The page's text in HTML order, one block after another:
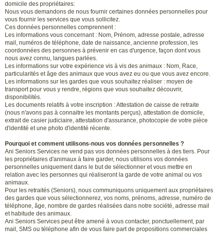
domicile des propriétaires:
Nous vous demandons de nous fournir certaines données personnelles pour
vous fournir les services que vous sollicitez.
Ces données personnelles comprennent :
Les informations vous concernant : Nom, Prénom, adresse postale, adresse
mail, numéros de téléphone, date de naissance, ancienne profession, les
coordonnées des personnes à prévenir en cas d'urgence, façon dont vous
nous avez connu, langues parlées.
Les informations sur votre expérience vis à vis des animaux : Nom, Race,
particularités et âge des animaux que vous avez eu ou que vous avez encore.
Les informations sur les gardes que vous souhaitez réaliser : moyen de
transport pour vous y rendre, régions que vous souhaitez découvrir,
disponibilités.
Les documents relatifs à votre inscription : Attestation de caisse de retraite
(nous n'avons pas à connaitre les montants perçus), attestation de domicile,
extrait de casier judiciaire, attestation d'assurance, photocopie de votre pièce
d'identité et une photo d'identité récente.
Pourquoi et comment utilisons-nous vos données personnelles ?
Ani Seniors Services ne vend pas vos données personnelles à des tiers. Pour
les propriétaires d'animaux à faire garder, nous utilisons vos données
personnelles uniquement dans le but de sélectionner et vous mettre en
relation avec les personnes qui réaliseront la garde de votre animal ou vos
animaux.
Pour les retraités (Seniors), nous communiquons uniquement aux propriétaires
des gardes que vous sélectionnerez, vos noms, prénoms, adresse, numéro de
téléphone, âge, nombre de gardes réalisées dans notre société, adresse mail
et habitude des animaux.
Ani Seniors Services peut être amené à vous contacter, ponctuellement, par
mail, SMS ou téléphone afin de vous faire part de propositions commerciales